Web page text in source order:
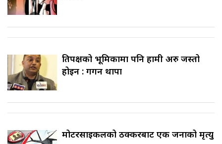
प्रतिपक्षको भूमिकामा पनि हामी अरु जस्तो
होइन : गगन थापा
मोटरसाइकलको ठक्करबाट एक जनाको मृत्यु